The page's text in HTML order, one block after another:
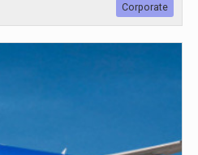
Corporate